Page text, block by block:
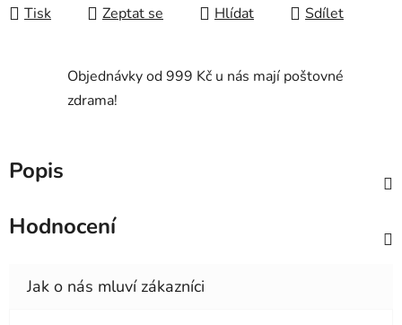
Tisk Zeptat se Hlídat Sdílet
Objednávky od 999 Kč u nás mají poštovné
zdrama!
Popis
Hodnocení